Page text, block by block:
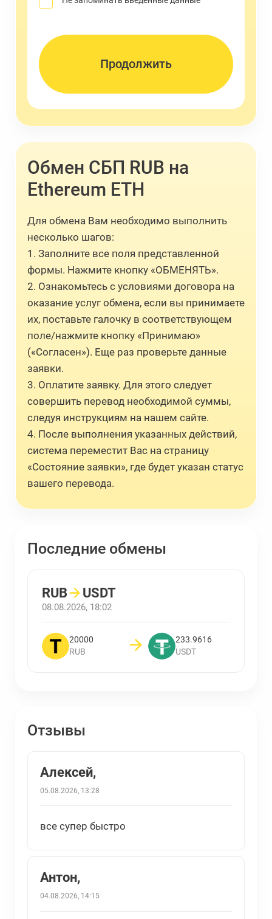
Обмен СБП RUB на
Ethereum ETH
Для обмена Вам необходимо выполнить
несколько шагов:
1. Заполните все поля представленной
формы. Нажмите кнопку «ОБМЕНЯТЬ».
2. Ознакомьтесь с условиями договора на
оказание услуг обмена, если вы принимаете
их, поставьте галочку в соответствующем
поле/нажмите кнопку «Принимаю»
(«Согласен»). Еще раз проверьте данные
заявки.
3. Оплатите заявку. Для этого следует
совершить перевод необходимой суммы,
следуя инструкциям на нашем сайте.
4. После выполнения указанных действий,
система переместит Вас на страницу
«Состояние заявки», где будет указан статус
вашего перевода.
Последние обмены
RUB→USDT
08.08.2026, 18:02
20000
RUB
233.9616
USDT
Отзывы
Алексей,
05.08.2026, 13:28
все супер быстро
Антон,
04.08.2026, 14:15